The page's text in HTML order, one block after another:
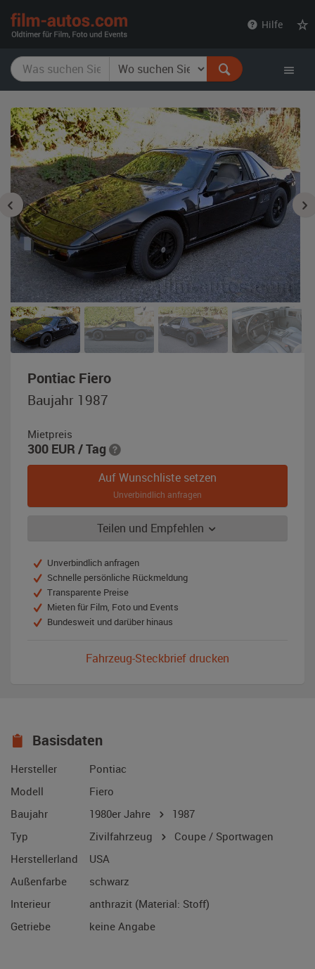
Hilfe
Pontiac Fiero,
Baujahr 1987
Mietpreis
300 EUR / Tag
Auf Wunschliste setzen
Unverbindlich anfragen
Teilen und Empfehlen
Unverbindlich anfragen
Schnelle persönliche Rückmeldung
Transparente Preise
Mieten für Film, Foto und Events
Bundesweit und darüber hinaus
Fahrzeug-Steckbrief drucken
Basisdaten
Hersteller
Pontiac
Modell
Fiero
Baujahr
1980er Jahre
1987
Typ
Zivilfahrzeug
Coupe / Sportwagen
Herstellerland
USA
Außenfarbe
schwarz
Interieur
anthrazit (Material: Stoff)
Getriebe
keine Angabe